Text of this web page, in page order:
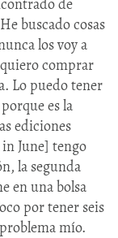
de
buscado cosas
los voy a
comprar
Lo puedo tener
es la
ediciones
June] tengo
la segunda
en una bolsa
por tener seis
mío.